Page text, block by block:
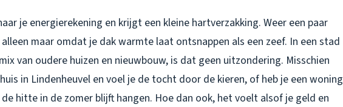
je energierekening en krijgt een kleine hartverzakking. Weer een paar
maar omdat je dak warmte laat ontsnappen als een zeef. In een stad
van oudere huizen en nieuwbouw, is dat geen uitzondering. Misschien
in Lindenheuvel en voel je de tocht door de kieren, of heb je een woning
hitte in de zomer blijft hangen. Hoe dan ook, het voelt alsof je geld en